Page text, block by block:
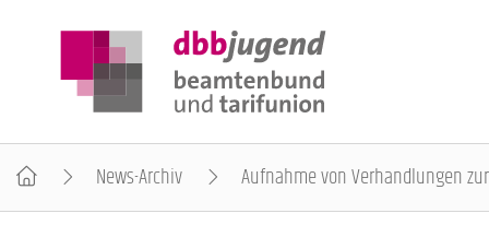
News-Archiv Aufnahme von Verhandlungen